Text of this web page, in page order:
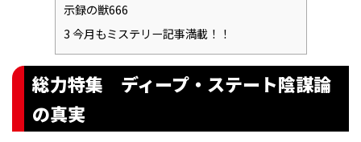
示録の獣666
3今月もミステリー記事満載！！
総力特集 ディープ・ステート陰謀論
の真実